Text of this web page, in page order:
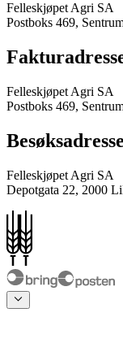
Felleskjøpet Agri SA
Postboks 469,
Felleskjøpet Agri SA
Postboks 469,
Besøksadresse
Felleskjøpet Agri SA
Depotgata 22, 2000